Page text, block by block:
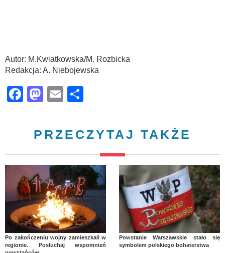
Autor: M.Kwiatkowska/M. Rozbicka
Redakcja: A. Niebojewska
Facebook
Mastodon
Email
PRZECZYTAJ TAKŻE
Po zakończeniu wojny zamieszkali w
regionie. Posłuchaj wspomnień
Powstanie Warszawskie stało się
symbolem polskiego bohaterstwa